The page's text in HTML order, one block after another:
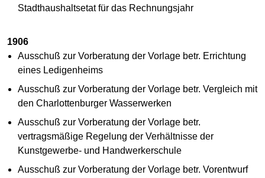
Stadthaushaltsetat für das Rechnungsjahr
1906
Ausschuß zur Vorberatung der Vorlage betr. Errichtung
eines Ledigenheims
Ausschuß zur Vorberatung der Vorlage betr. Vergleich mit
den Charlottenburger Wasserwerken
Ausschuß zur Vorberatung der Vorlage betr.
vertragsmäßige Regelung der Verhältnisse der
Kunstgewerbe- und Handwerkerschule
Ausschuß zur Vorberatung der Vorlage betr. Vorentwurf